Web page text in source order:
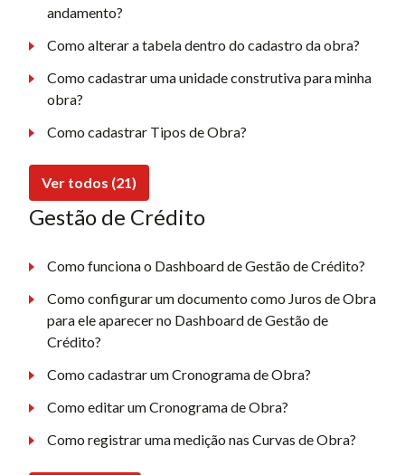
andamento?
Como alterar a tabela dentro do cadastro da obra?
Como cadastrar uma unidade construtiva para minha
obra?
Como cadastrar Tipos de Obra?
Ver todos (21)
Gestão de Crédito
Como funciona o Dashboard de Gestão de Crédito?
Como configurar um documento como Juros de Obra
para ele aparecer no Dashboard de Gestão de
Crédito?
Como cadastrar um Cronograma de Obra?
Como editar um Cronograma de Obra?
Como registrar uma medição nas Curvas de Obra?